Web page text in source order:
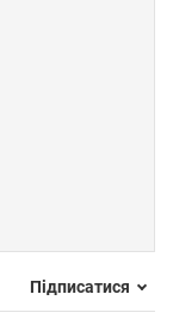
Підписатися